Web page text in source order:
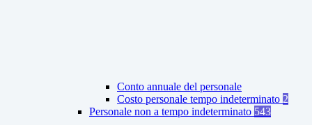
Conto annuale del personale
Costo personale tempo indeterminato 2
Personale non a tempo indeterminato 543